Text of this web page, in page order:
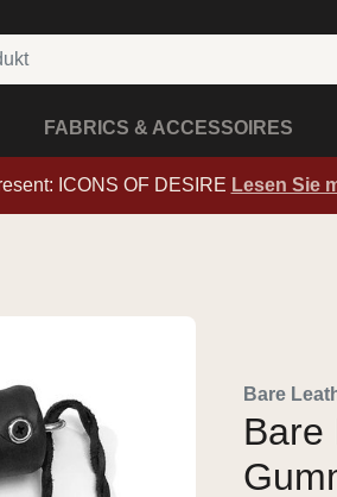
FABRICS & ACCESSOIRES
ICONS OF DESIRE Lesen Sie
Bare
Bare